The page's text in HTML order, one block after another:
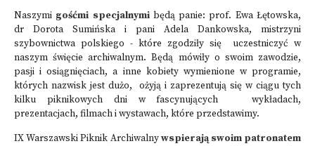
Naszymi gośćmi specjalnymi będą panie: prof. Ewa Łętowska,
dr Dorota Sumińska i pani Adela Dankowska, mistrzyni
szybownictwa polskiego - które zgodziły się uczestniczyć w
naszym święcie archiwalnym. Będą mówiły o swoim zawodzie,
pasji i osiągnięciach, a inne kobiety wymienione w programie,
których nazwisk jest dużo, ożyją i zaprezentują się w ciągu tych
kilku piknikowych dni w fascynujących wykładach,
prezentacjach, filmach i wystawach, które przedstawimy.
IX Warszawski Piknik Archiwalnywspierają swoim patronatem